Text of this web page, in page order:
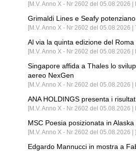
[M.V. Anno X - Nr 2602 del 05.08.2026 |
Grimaldi Lines e Seafy
[M.V. Anno X - Nr 2602 del 05.08.2026 |
Al via la quinta edizione del
[M.V. Anno X - Nr 2602 del 05.08.2026 |
Singapore affida a Thales lo
aereo NexGen
[M.V. Anno X - Nr 2602 del 05.08.2026
ANA HOLDINGS presenta i
[M.V. Anno X - Nr 2602 del 05.08.2026
MSC Poesia posizionata in
[M.V. Anno X - Nr 2602 del 05.08.2026 | ]
Edgardo Mannucci in mostra a